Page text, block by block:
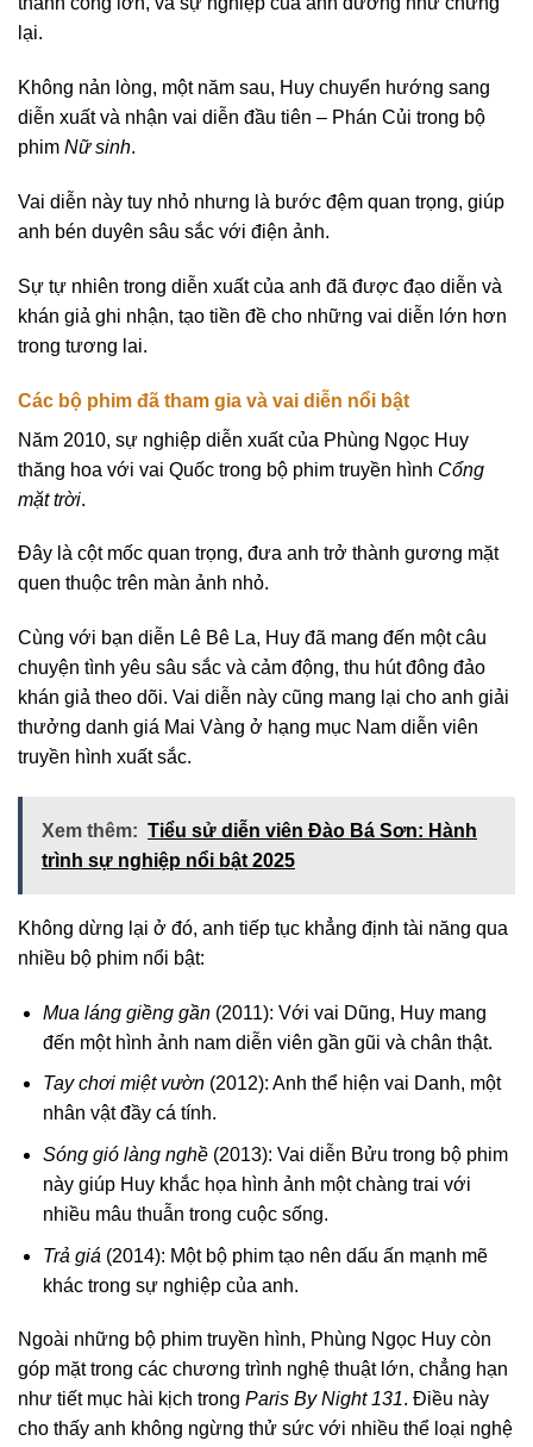
lại.
Không nản lòng, một năm sau, Huy chuyển hướng sang
diễn xuất và nhận vai diễn đầu tiên – Phán Củi trong bộ
phim Nữ sinh.
Vai diễn này tuy nhỏ nhưng là bước đệm quan trọng, giúp
anh bén duyên sâu sắc với điện ảnh.
Sự tự nhiên trong diễn xuất của anh đã được đạo diễn và
khán giả ghi nhận, tạo tiền đề cho những vai diễn lớn hơn
trong tương lai.
Các bộ phim đã tham gia và vai diễn nổi bật
Năm 2010, sự nghiệp diễn xuất của Phùng Ngọc Huy
thăng hoa với vai Quốc trong bộ phim truyền hình Cổng
mặt trời.
Đây là cột mốc quan trọng, đưa anh trở thành gương mặt
quen thuộc trên màn ảnh nhỏ.
Cùng với bạn diễn Lê Bê La, Huy đã mang đến một câu
chuyện tình yêu sâu sắc và cảm động, thu hút đông đảo
khán giả theo dõi. Vai diễn này cũng mang lại cho anh giải
thưởng danh giá Mai Vàng ở hạng mục Nam diễn viên
truyền hình xuất sắc.
Xem thêm: Tiểu sử diễn viên Đào Bá Sơn: Hành
trình sự nghiệp nổi bật 2025
Không dừng lại ở đó, anh tiếp tục khẳng định tài năng qua
nhiều bộ phim nổi bật:
Mua láng giềng gần(2011): Với vai Dũng, Huy mang
đến một hình ảnh nam diễn viên gần gũi và chân thật.
Tay chơi miệt vườn(2012): Anh thể hiện vai Danh, một
nhân vật đầy cá tính.
Sóng gió làng nghề(2013): Vai diễn Bửu trong bộ phim
này giúp Huy khắc họa hình ảnh một chàng trai với
nhiều mâu thuẫn trong cuộc sống.
Trả giá (2014): Một bộ phim tạo nên dấu ấn mạnh mẽ
khác trong sự nghiệp của anh.
Ngoài những bộ phim truyền hình, Phùng Ngọc Huy còn
góp mặt trong các chương trình nghệ thuật lớn, chẳng hạn
như tiết mục hài kịch trong Paris By Night 131. Điều này
cho thấy anh không ngừng thử sức với nhiều thể loại nghệ